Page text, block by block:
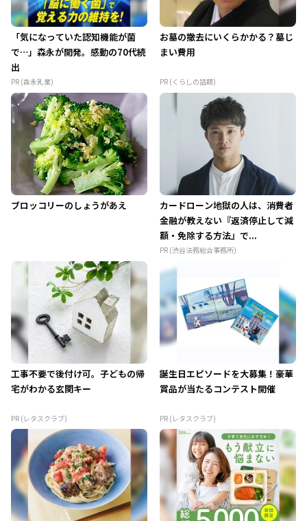
「気になっていた認知機能が菌
で…」森永が開発。感動の70代続
出
PR (森永乳業)
お墓の撤去にいくらかかる？墓じ
まい費用
PR (くらしの話題)
ブロッコリーのしょうがあえ
カードローン地獄の人は、消費者
金融が教えない『返済停止して減
額・免除する方法』で...
PR (渋谷法務総合事務所)
工事不要で後付け可。子どもの帰
宅がわかる玄関キー
PR (レタスクラブ)
誕生日エピソードを大募集！豪華
賞品が当たるコンテスト開催
PR (レタスクラブ)